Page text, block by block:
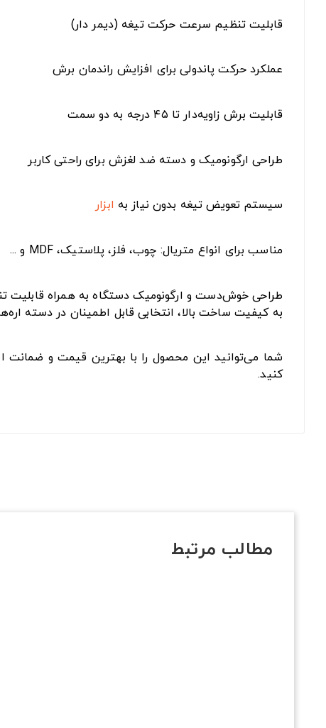
قابلیت تنظیم سرعت حرکت تیغه (دیمر دار)
عملکرد حرکت پاندولی برای افزایش راندمان برش
قابلیت برش زاویه‌دار تا ۴۵ درجه به دو سمت
طراحی ارگونومیک و دسته ضد لغزش برای راحتی کاربر
سیستم تعویض تیغه بدون نیاز به ابزار
مناسب برای انواع متریال: چوب، فلز، پلاستیک، MDF و ...
طراحی خوش‌دست و ارگونومیک دستگاه به همراه قابلیت
به کیفیت ساخت بالا، انتخابی قابل اطمینان در دسته
شما می‌توانید این محصول را با بهترین قیمت و ضمانت
کنید.
مطالب مرتبط